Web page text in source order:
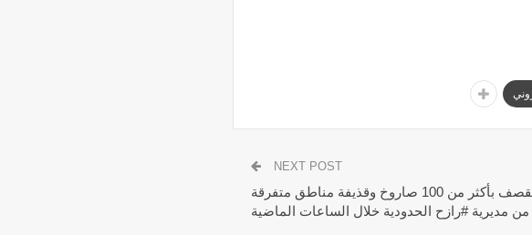
NEXT POST
عاجل #صعدة: التحالف يقصف بأكثر من 100 صاروخ وقذيفة مناطق متفرقة
من مديرية #رازح الحدودية خلال الساعات الماضية